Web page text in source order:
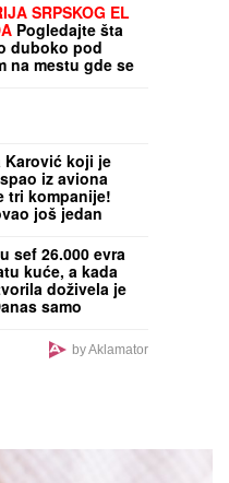
SRPSKOG EL
Pogledajte šta
duboko pod
na mestu gde se
Karović koji je
iz aviona
tri kompanije!
još jedan
sef 26.000 evra
kuće, a kada
doživela je
samo
by Aklamator